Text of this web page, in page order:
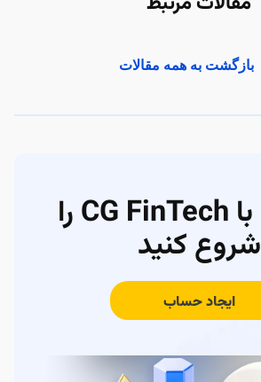
بازگشت به همه مقالات
معامله با CG FinTech را
شروع کنید
ایجاد حساب